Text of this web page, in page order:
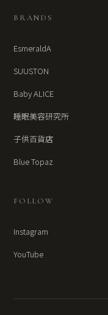
BRANDS
EsmeraldA
SUUSTON
Baby ALICE
睡眠美容研究所
子供百貨店
Blue Topaz
FOLLOW
Instagram
YouTube